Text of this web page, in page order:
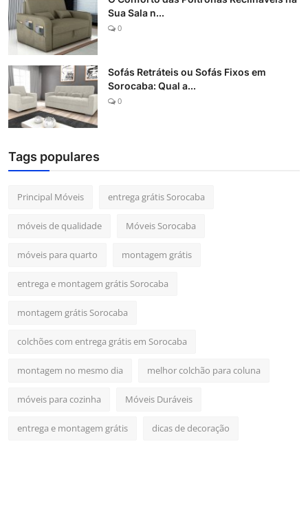
Sua Sala n...
0
Sofás Retráteis ou Sofás Fixos em
Sorocaba: Qual a...
0
Tags populares
Principal Móveis entrega grátis Sorocaba
móveis de qualidade Móveis Sorocaba
móveis para quarto montagem grátis
entrega e montagem grátis Sorocaba
montagem grátis Sorocaba
colchões com entrega grátis em Sorocaba
montagem no mesmo dia melhor colchão para coluna
móveis para cozinha Móveis Duráveis
entrega e montagem grátis dicas de decoração